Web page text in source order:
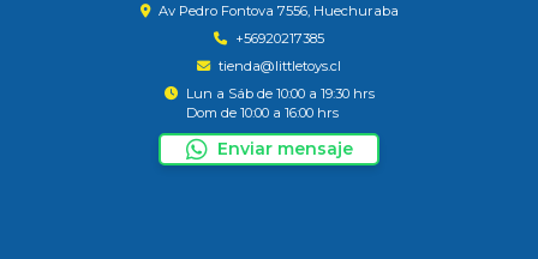
Av Pedro Fontova 7556, Huechuraba
+56920217385
tienda@littletoys.cl
Lun a Sáb de 10:00 a 19:30 hrs
Dom de 10:00 a 16:00 hrs
Enviar mensaje